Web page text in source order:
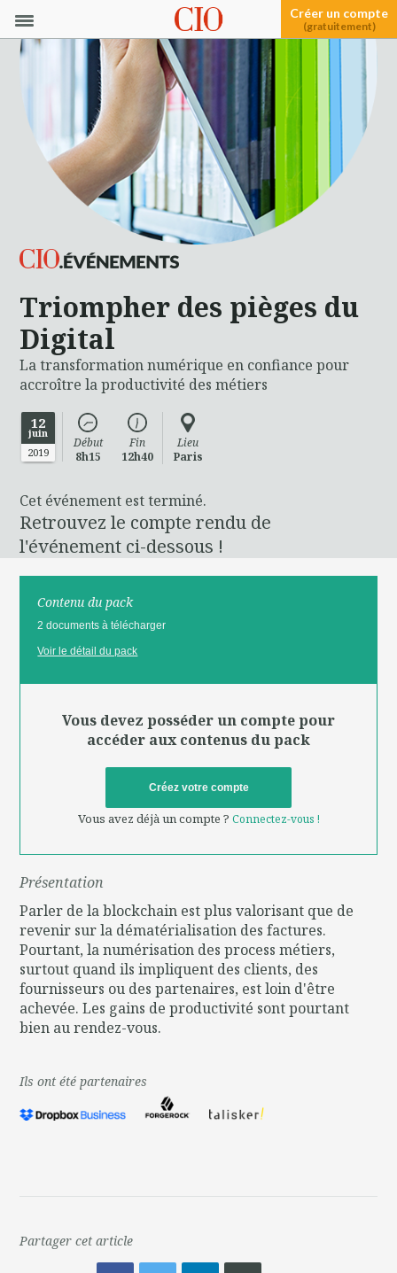
Créer un compte
(gratuitement)
Triompher des pièges du
Digital
La transformation numérique en confiance pour
accroître la productivité des métiers
12
juin
2019
Début
8h15
Fin
12h40
Lieu
Paris
Cet événement est terminé.
Retrouvez le compte rendu de
l'événement ci-dessous !
Contenu du pack
2 documents à télécharger
Voir le détail du pack
Vous devez posséder un compte pour
accéder aux contenus du pack
Créez votre compte
Vous avez déjà un compte ? Connectez-vous !
Présentation
Parler de la blockchain est plus valorisant que de
revenir sur la dématérialisation des factures.
Pourtant, la numérisation des process métiers,
surtout quand ils impliquent des clients, des
fournisseurs ou des partenaires, est loin d'être
achevée. Les gains de productivité sont pourtant
bien au rendez-vous.
Ils ont été partenaires
Partager cet article